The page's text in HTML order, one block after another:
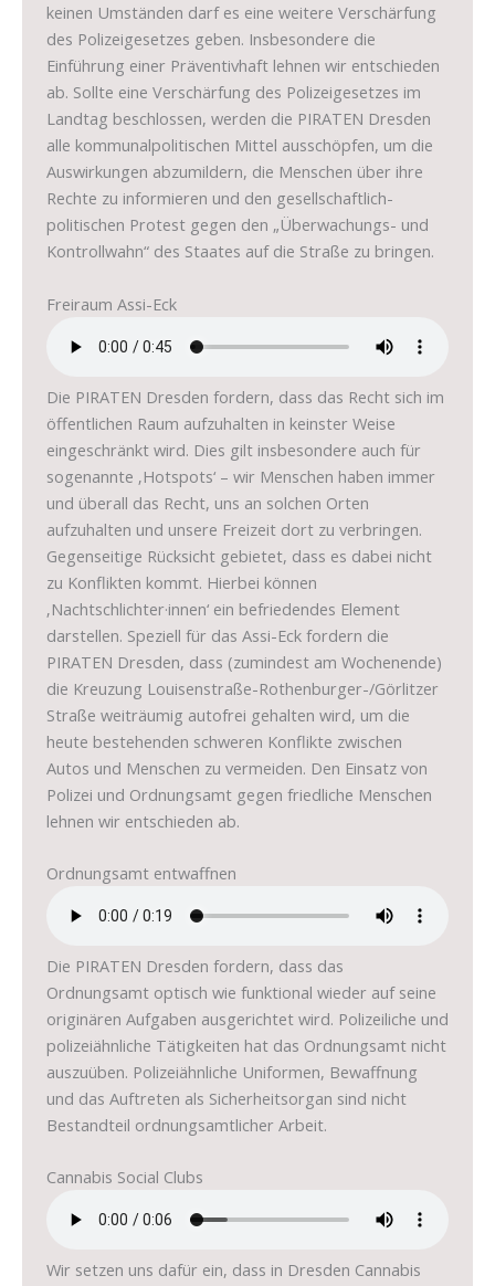
keinen Umständen darf es eine weitere Verschärfung
des Polizeigesetzes geben. Insbesondere die
Einführung einer Präventivhaft lehnen wir entschieden
ab. Sollte eine Verschärfung des Polizeigesetzes im
Landtag beschlossen, werden die PIRATEN Dresden
alle kommunalpolitischen Mittel ausschöpfen, um die
Auswirkungen abzumildern, die Menschen über ihre
Rechte zu informieren und den gesellschaftlich-
politischen Protest gegen den „Überwachungs- und
Kontrollwahn“ des Staates auf die Straße zu bringen.
Freiraum Assi-Eck
Die PIRATEN Dresden fordern, dass das Recht sich im
öffentlichen Raum aufzuhalten in keinster Weise
eingeschränkt wird. Dies gilt insbesondere auch für
sogenannte ‚Hotspots‘ – wir Menschen haben immer
und überall das Recht, uns an solchen Orten
aufzuhalten und unsere Freizeit dort zu verbringen.
Gegenseitige Rücksicht gebietet, dass es dabei nicht
zu Konflikten kommt. Hierbei können
‚Nachtschlichter·innen‘ ein befriedendes Element
darstellen. Speziell für das Assi-Eck fordern die
PIRATEN Dresden, dass (zumindest am Wochenende)
die Kreuzung Louisenstraße-Rothenburger-/Görlitzer
Straße weiträumig autofrei gehalten wird, um die
heute bestehenden schweren Konflikte zwischen
Autos und Menschen zu vermeiden. Den Einsatz von
Polizei und Ordnungsamt gegen friedliche Menschen
lehnen wir entschieden ab.
Ordnungsamt entwaffnen
Die PIRATEN Dresden fordern, dass das
Ordnungsamt optisch wie funktional wieder auf seine
originären Aufgaben ausgerichtet wird. Polizeiliche und
polizeiähnliche Tätigkeiten hat das Ordnungsamt nicht
auszuüben. Polizeiähnliche Uniformen, Bewaffnung
und das Auftreten als Sicherheitsorgan sind nicht
Bestandteil ordnungsamtlicher Arbeit.
Cannabis Social Clubs
Wir setzen uns dafür ein, dass in Dresden Cannabis